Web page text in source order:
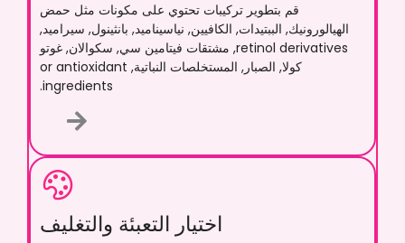
قم بتطوير تركيبات تحتوي على مكونات مثل حمض
الهيالورونيك, الببتيدات, الكافيين, نياسيناميد, بانثينول, سيراميد,
retinol derivatives, مشتقات فيتامين سي, سكوالان, غوتو
كولا, الصبار, المستخلصات النباتية,or antioxidant
ingredients
.
اختيار التعبئة والتغليف